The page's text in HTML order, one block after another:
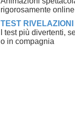
rigorosamente
TEST RIVELAZIONI
I test più divertenti,
o in compagnia